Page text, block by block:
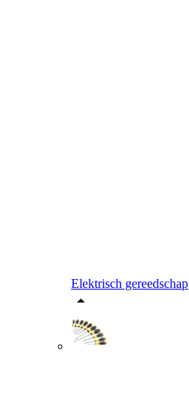
Elektrisch gereedschap